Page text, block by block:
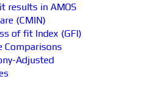
results in AMOS
(CMIN)
of fit Index (GFI)
Comparisons
Adjusted